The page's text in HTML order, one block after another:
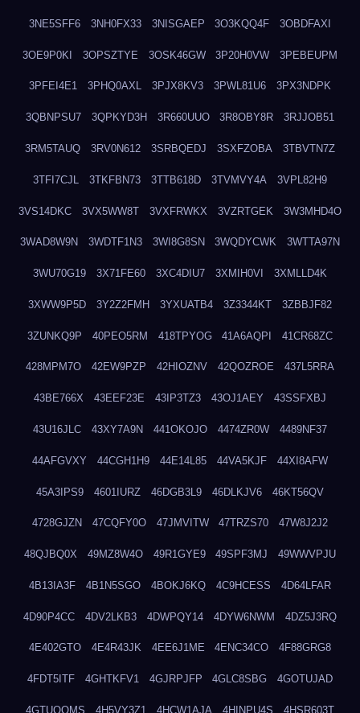
3NE5SFF6 3NH0FX33 3NISGAEP 3O3KQQ4F 3OBDFAXI
3OE9P0KI 3OPSZTYE 3OSK46GW 3P20H0VW 3PEBEUPM
3PFEI4E1 3PHQ0AXL 3PJX8KV3 3PWL81U6 3PX3NDPK
3QBNPSU7 3QPKYD3H 3R660UUO 3R8OBY8R 3RJJOB51
3RM5TAUQ 3RV0N612 3SRBQEDJ 3SXFZOBA 3TBVTN7Z
3TFI7CJL 3TKFBN73 3TTB618D 3TVMVY4A 3VPL82H9
3VS14DKC 3VX5WW8T 3VXFRWKX 3VZRTGEK 3W3MHD4O
3WAD8W9N 3WDTF1N3 3WI8G8SN 3WQDYCWK 3WTTA97N
3WU70G19 3X71FE60 3XC4DIU7 3XMIH0VI 3XMLLD4K
3XWW9P5D 3Y2Z2FMH 3YXUATB4 3Z3344KT 3ZBBJF82
3ZUNKQ9P 40PEO5RM 418TPYOG 41A6AQPI 41CR68ZC
428MPM7O 42EW9PZP 42HIOZNV 42QOZROE 437L5RRA
43BE766X 43EEF23E 43IP3TZ3 43OJ1AEY 43SSFXBJ
43U16JLC 43XY7A9N 441OKOJO 4474ZR0W 4489NF37
44AFGVXY 44CGH1H9 44E14L85 44VA5KJF 44XI8AFW
45A3IPS9 4601IURZ 46DGB3L9 46DLKJV6 46KT56QV
4728GJZN 47CQFY0O 47JMVITW 47TRZS70 47W8J2J2
48QJBQ0X 49MZ8W4O 49R1GYE9 49SPF3MJ 49WWVPJU
4B13IA3F 4B1N5SGO 4BOKJ6KQ 4C9HCESS 4D64LFAR
4D90P4CC 4DV2LKB3 4DWPQY14 4DYW6NWM 4DZ5J3RQ
4E402GTO 4E4R43JK 4EE6J1ME 4ENC34CO 4F88GRG8
4FDT5ITF 4GHTKFV1 4GJRPJFP 4GLC8SBG 4GOTUJAD
4GTUQOMS 4H5VY3Z1 4HCW1AJA 4HINPU4S 4HSR603T